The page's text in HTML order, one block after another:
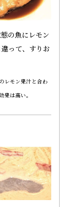
の魚にレモン
って、すりお
レモン果汁と合わ
は高い。